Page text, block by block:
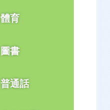
體育
圖書
普通話